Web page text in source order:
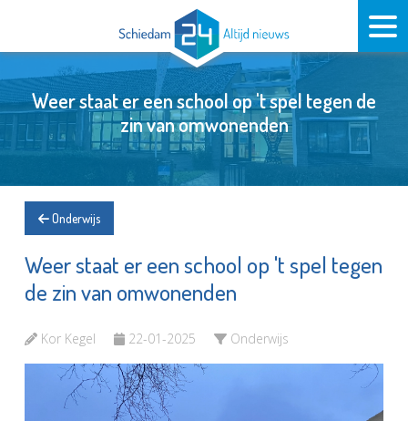
Weer staat er een school op 't spel tegen de
zin van omwonenden
Onderwijs
Weer staat er een school op 't spel tegen
de zin van omwonenden
Kor Kegel 22-01-2025 Onderwijs